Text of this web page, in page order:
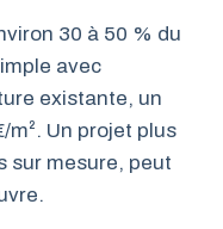
30 à 50 % du
avec
existante, un
Un projet plus
sur mesure, peut